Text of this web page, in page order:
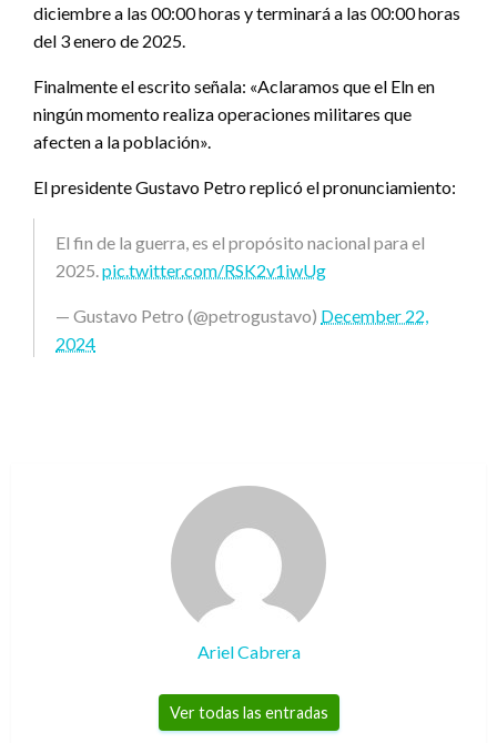
diciembre a las 00:00 horas y terminará a las 00:00 horas
del 3 enero de 2025.
Finalmente el escrito señala: «Aclaramos que el Eln en
ningún momento realiza operaciones militares que
afecten a la población».
El presidente Gustavo Petro replicó el pronunciamiento:
El fin de la guerra, es el propósito nacional para el
2025. pic.twitter.com/RSK2v1iwUg
— Gustavo Petro (@petrogustavo) December 22,
2024
Ariel Cabrera
Ver todas las entradas